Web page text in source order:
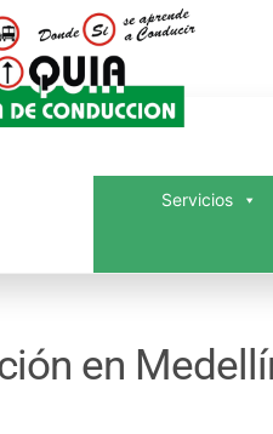
Servicios
en